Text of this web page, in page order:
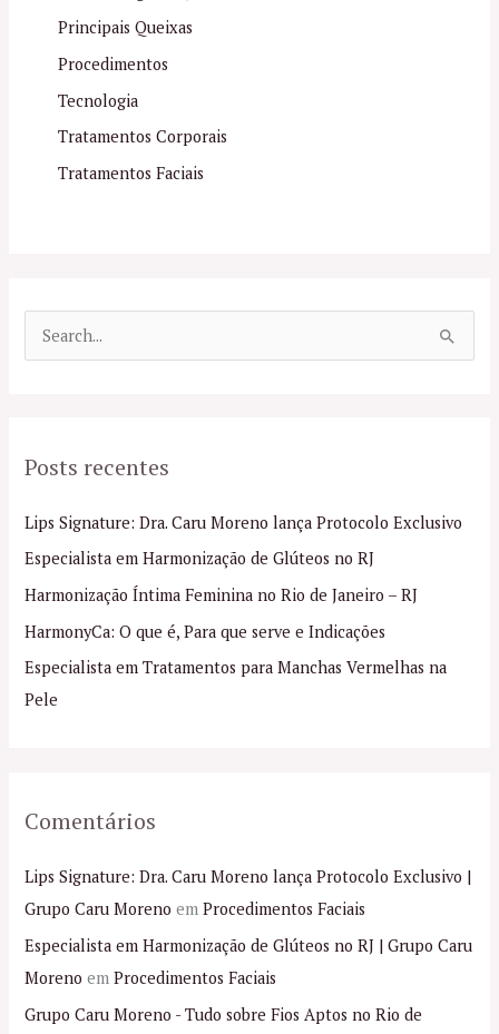
Principais Queixas
Procedimentos
Tecnologia
Tratamentos Corporais
Tratamentos Faciais
u
s
a
r
p
o
r
Posts recentes
Lips Signature: Dra. Caru Moreno lança Protocolo Exclusivo
Especialista em Harmonização de Glúteos no RJ
Harmonização Íntima Feminina no Rio de Janeiro – RJ
HarmonyCa: O que é, Para que serve e Indicações
Especialista em Tratamentos para Manchas Vermelhas na
Pele
Comentários
Lips Signature: Dra. Caru Moreno lança Protocolo Exclusivo |
Grupo Caru Moreno emProcedimentos Faciais
Especialista em Harmonização de Glúteos no RJ | Grupo Caru
Moreno emProcedimentos Faciais
Grupo Caru Moreno - Tudo sobre Fios Aptos no Rio de